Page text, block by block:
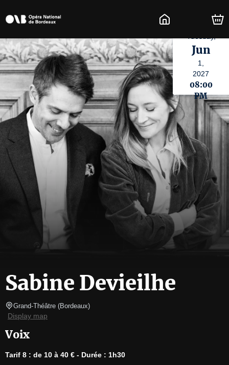
Jun
1,
2027
08:00
PM
Sabine Devieilhe
Grand-Théâtre (Bordeaux)
Display map
Voix
Tarif 8 : de 10 à 40 € - Durée : 1h30